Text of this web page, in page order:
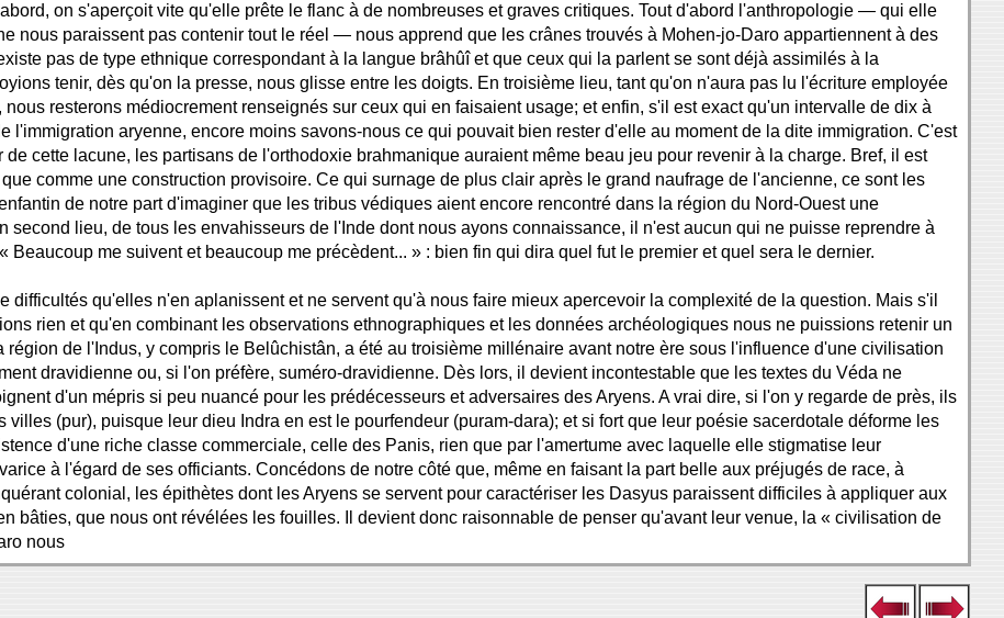
on s'aperçoit vite qu'elle prête le flanc à de nombreuses et graves critiques. Tout d'abord l'anthropologie — qui elle
nous paraissent pas contenir tout le réel — nous apprend que les crânes trouvés à Mohen-jo-Daro appartiennent à des
pas de type ethnique correspondant à la langue brâhûî et que ceux qui la parlent se sont déjà assimilés à la
tenir, dès qu'on la presse, nous glisse entre les doigts. En troisième lieu, tant qu'on n'aura pas lu l'écriture employée
resterons médiocrement renseignés sur ceux qui en faisaient usage; et enfin, s'il est exact qu'un intervalle de dix à
aryenne, encore moins savons-nous ce qui pouvait bien rester d'elle au moment de la dite immigration. C'est
cette lacune, les partisans de l'orthodoxie brahmanique auraient même beau jeu pour revenir à la charge. Bref, il est
comme une construction provisoire. Ce qui surnage de plus clair après le grand naufrage de l'ancienne, ce sont les
de notre part d'imaginer que les tribus védiques aient encore rencontré dans la région du Nord-Ouest une
second lieu, de tous les envahisseurs de l'Inde dont nous ayons connaissance, il n'est aucun qui ne puisse reprendre à
Beaucoup me suivent et beaucoup me précèdent... » : bien fin qui dira quel fut le premier et quel sera le dernier.
difficultés qu'elles n'en aplanissent et ne servent qu'à nous faire mieux apercevoir la complexité de la question. Mais s'il
rien et qu'en combinant les observations ethnographiques et les données archéologiques nous ne puissions retenir un
de l'Indus, y compris le Belûchistân, a été au troisième millénaire avant notre ère sous l'influence d'une civilisation
dravidienne ou, si l'on préfère, suméro-dravidienne. Dès lors, il devient incontestable que les textes du Véda ne
d'un mépris si peu nuancé pour les prédécesseurs et adversaires des Aryens. A vrai dire, si l'on y regarde de près, ils
(pur), puisque leur dieu Indra en est le pourfendeur (puram-dara); et si fort que leur poésie sacerdotale déforme les
d'une riche classe commerciale, celle des Panis, rien que par l'amertume avec laquelle elle stigmatise leur
à l'égard de ses officiants. Concédons de notre côté que, même en faisant la part belle aux préjugés de race, à
colonial, les épithètes dont les Aryens se servent pour caractériser les Dasyus paraissent difficiles à appliquer aux
bâties, que nous ont révélées les fouilles. Il devient donc raisonnable de penser qu'avant leur venue, la « civilisation de
nous